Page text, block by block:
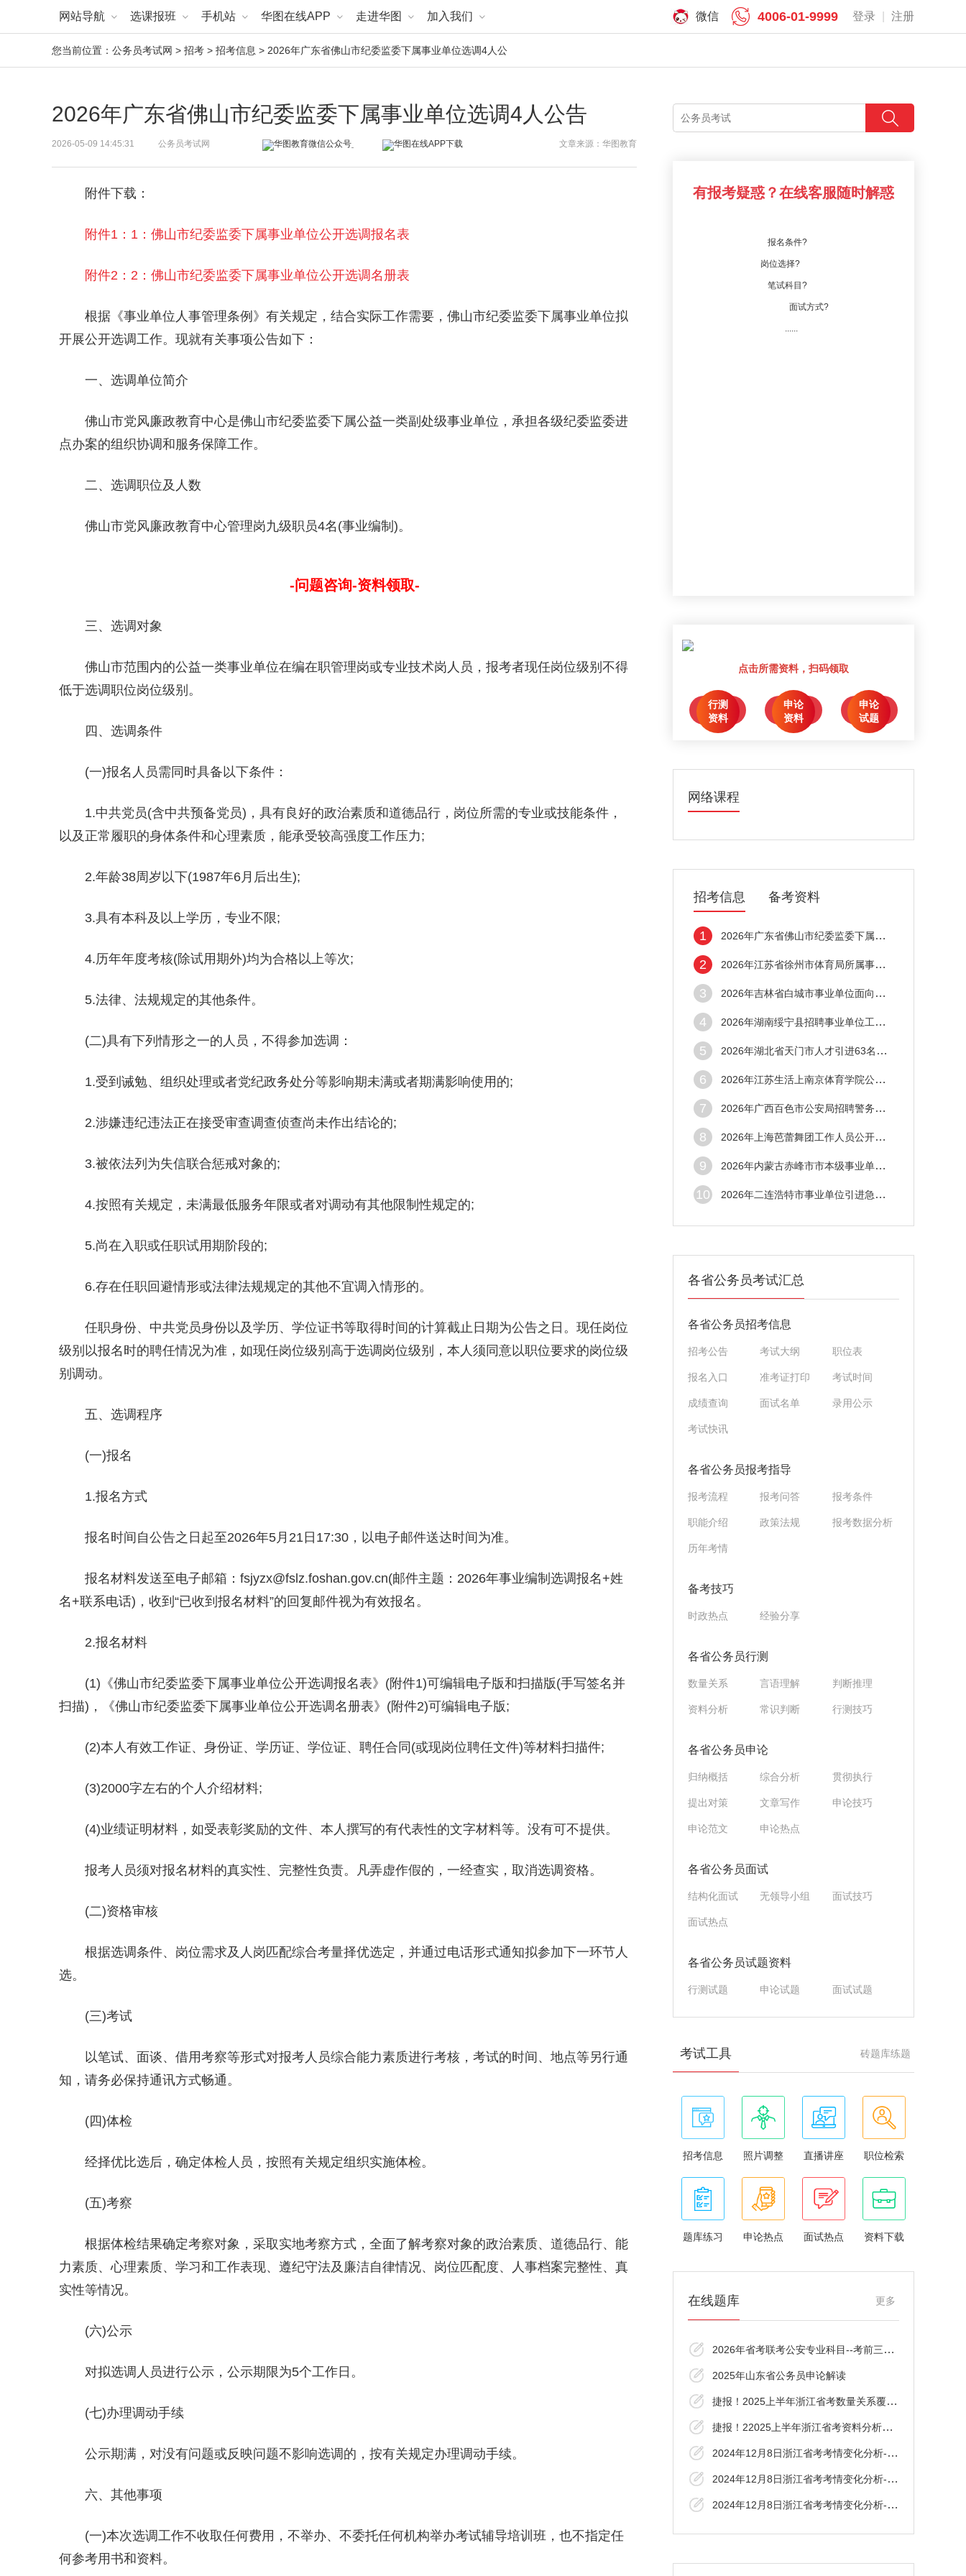
网站导航 选课报班 手机站 华图在线APP 走进华图 加入我们 登录 注册
4006-01-9999
微信
您当前位置： 公务员考试网 > 招考 > 招考信息 > 2026年广东省佛山市纪委监委下属事业单位选调4人公
2026年广东省佛山市纪委监委下属事业单位选调4人公告
2026-05-09 14:45:31 公务员考试网 文章来源：华图教育
附件下载：
附件1：1：佛山市纪委监委下属事业单位公开选调报名表
附件2：2：佛山市纪委监委下属事业单位公开选调名册表
根据《事业单位人事管理条例》有关规定，结合实际工作需要，佛山市纪委监委下属事业单位拟
开展公开选调工作。现就有关事项公告如下：
一、选调单位简介
佛山市党风廉政教育中心是佛山市纪委监委下属公益一类副处级事业单位，承担各级纪委监委进
点办案的组织协调和服务保障工作。
二、选调职位及人数
佛山市党风廉政教育中心管理岗九级职员4名(事业编制)。
-问题咨询-资料领取-
三、选调对象
佛山市范围内的公益一类事业单位在编在职管理岗或专业技术岗人员，报考者现任岗位级别不得
低于选调职位岗位级别。
四、选调条件
(一)报名人员需同时具备以下条件：
1.中共党员(含中共预备党员)，具有良好的政治素质和道德品行，岗位所需的专业或技能条件，
以及正常履职的身体条件和心理素质，能承受较高强度工作压力;
2.年龄38周岁以下(1987年6月后出生);
3.具有本科及以上学历，专业不限;
4.历年年度考核(除试用期外)均为合格以上等次;
5.法律、法规规定的其他条件。
(二)具有下列情形之一的人员，不得参加选调：
1.受到诫勉、组织处理或者党纪政务处分等影响期未满或者期满影响使用的;
2.涉嫌违纪违法正在接受审查调查侦查尚未作出结论的;
3.被依法列为失信联合惩戒对象的;
4.按照有关规定，未满最低服务年限或者对调动有其他限制性规定的;
5.尚在入职或任职试用期阶段的;
6.存在任职回避情形或法律法规规定的其他不宜调入情形的。
任职身份、中共党员身份以及学历、学位证书等取得时间的计算截止日期为公告之日。现任岗位
级别以报名时的聘任情况为准，如现任岗位级别高于选调岗位级别，本人须同意以职位要求的岗位级
别调动。
五、选调程序
(一)报名
1.报名方式
报名时间自公告之日起至2026年5月21日17:30，以电子邮件送达时间为准。
报名材料发送至电子邮箱：fsjyzx@fslz.foshan.gov.cn(邮件主题：2026年事业编制选调报名+姓
名+联系电话)，收到“已收到报名材料”的回复邮件视为有效报名。
2.报名材料
(1)《佛山市纪委监委下属事业单位公开选调报名表》(附件1)可编辑电子版和扫描版(手写签名并
扫描)，《佛山市纪委监委下属事业单位公开选调名册表》(附件2)可编辑电子版;
(2)本人有效工作证、身份证、学历证、学位证、聘任合同(或现岗位聘任文件)等材料扫描件;
(3)2000字左右的个人介绍材料;
(4)业绩证明材料，如受表彰奖励的文件、本人撰写的有代表性的文字材料等。没有可不提供。
报考人员须对报名材料的真实性、完整性负责。凡弄虚作假的，一经查实，取消选调资格。
(二)资格审核
根据选调条件、岗位需求及人岗匹配综合考量择优选定，并通过电话形式通知拟参加下一环节人
选。
(三)考试
以笔试、面谈、借用考察等形式对报考人员综合能力素质进行考核，考试的时间、地点等另行通
知，请务必保持通讯方式畅通。
(四)体检
经择优比选后，确定体检人员，按照有关规定组织实施体检。
(五)考察
根据体检结果确定考察对象，采取实地考察方式，全面了解考察对象的政治素质、道德品行、能
力素质、心理素质、学习和工作表现、遵纪守法及廉洁自律情况、岗位匹配度、人事档案完整性、真
实性等情况。
(六)公示
对拟选调人员进行公示，公示期限为5个工作日。
(七)办理调动手续
公示期满，对没有问题或反映问题不影响选调的，按有关规定办理调动手续。
六、其他事项
(一)本次选调工作不收取任何费用，不举办、不委托任何机构举办考试辅导培训班，也不指定任
何参考用书和资料。
有报考疑惑？在线客服随时解惑
报名条件?
岗位选择?
笔试科目?
面试方式?
......
点击所需资料，扫码领取
行测
资料
点击领取
申论
资料
点击领取
申论
试题
点击领取
网络课程
招考信息 备考资料
1 2026年广东省佛山市纪委监委下属事业单位选
2 2026年江苏省徐州市体育局所属事业单位招聘
3 2026年吉林省白城市事业单位面向基层遴选治
4 2026年湖南绥宁县招聘事业单位工作人员33名
5 2026年湖北省天门市人才引进63名公告
6 2026年江苏生活上南京体育学院公开招聘专职
7 2026年广西百色市公安局招聘警务辅助100名
8 2026年上海芭蕾舞团工作人员公开招聘5名公
9 2026年内蒙古赤峰市市本级事业单位“绿色通
10 2026年二连浩特市事业单位引进急需紧缺人才
各省公务员考试汇总
各省公务员招考信息
招考公告 考试大纲 职位表
报名入口 准考证打印 考试时间
成绩查询 面试名单 录用公示
考试快讯
各省公务员报考指导
报考流程 报考问答 报考条件
职能介绍 政策法规 报考数据分析
历年考情
备考技巧
时政热点 经验分享
各省公务员行测
数量关系 言语理解 判断推理
资料分析 常识判断 行测技巧
各省公务员申论
归纳概括 综合分析 贯彻执行
提出对策 文章写作 申论技巧
申论范文 申论热点
各省公务员面试
结构化面试 无领导小组 面试技巧
面试热点
各省公务员试题资料
行测试题 申论试题 面试试题
砖题库练题
考试工具
招考信息 照片调整 直播讲座 职位检索
题库练习 申论热点 面试热点 资料下载
更多
在线题库
2026年省考联考公安专业科目--考前三十分资
2025年山东省公务员申论解读
捷报！2025上半年浙江省考数量关系覆盖了！
捷报！22025上半年浙江省考资料分析覆盖了
2024年12月8日浙江省考考情变化分析-资料分
2024年12月8日浙江省考考情变化分析-言语理
2024年12月8日浙江省考考情变化分析-数资